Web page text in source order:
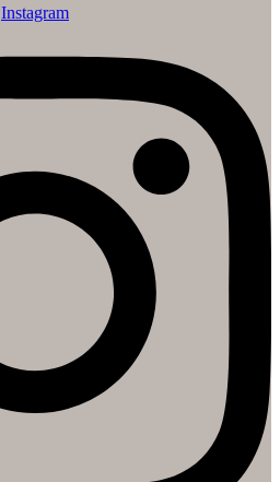
Instagram